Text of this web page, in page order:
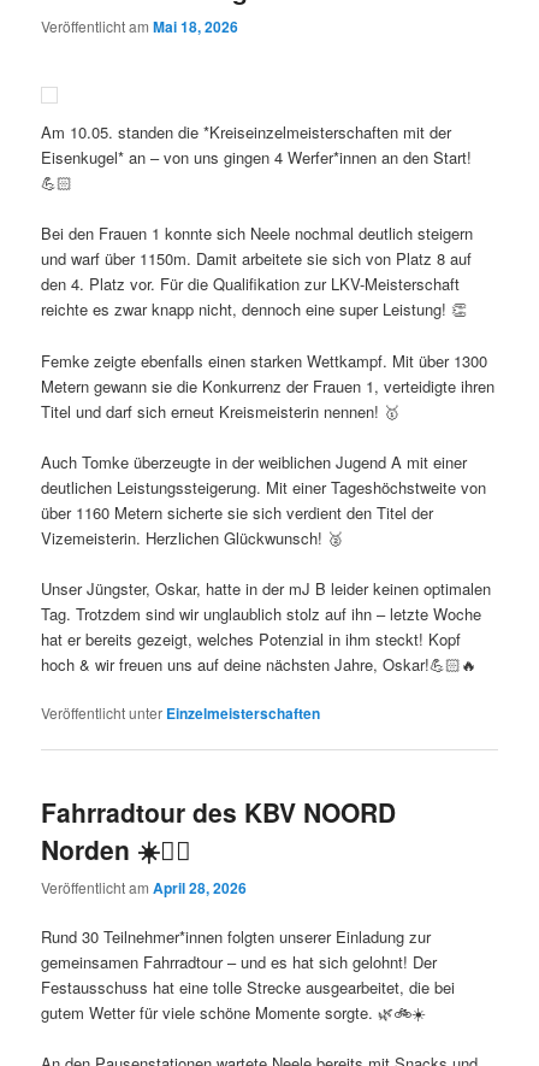
Veröffentlicht amMai 18, 2026
Am 10.05. standen die *Kreiseinzelmeisterschaften mit der
Eisenkugel* an – von uns gingen 4 Werfer*innen an den Start!
💪🏻
Bei den Frauen 1 konnte sich Neele nochmal deutlich steigern
und warf über 1150m. Damit arbeitete sie sich von Platz 8 auf
den 4. Platz vor. Für die Qualifikation zur LKV-Meisterschaft
reichte es zwar knapp nicht, dennoch eine super Leistung! 👏
Femke zeigte ebenfalls einen starken Wettkampf. Mit über 1300
Metern gewann sie die Konkurrenz der Frauen 1, verteidigte ihren
Titel und darf sich erneut Kreismeisterin nennen! 🥇
Auch Tomke überzeugte in der weiblichen Jugend A mit einer
deutlichen Leistungssteigerung. Mit einer Tageshöchstweite von
über 1160 Metern sicherte sie sich verdient den Titel der
Vizemeisterin. Herzlichen Glückwunsch! 🥈
Unser Jüngster, Oskar, hatte in der mJ B leider keinen optimalen
Tag. Trotzdem sind wir unglaublich stolz auf ihn – letzte Woche
hat er bereits gezeigt, welches Potenzial in ihm steckt! Kopf
hoch & wir freuen uns auf deine nächsten Jahre, Oskar!💪🏻🔥
Veröffentlicht unter Einzelmeisterschaften
Fahrradtour des KBV NOORD
Norden ☀️🚴‍♀️
Veröffentlicht amApril 28, 2026
Rund 30 Teilnehmer*innen folgten unserer Einladung zur
gemeinsamen Fahrradtour – und es hat sich gelohnt! Der
Festausschuss hat eine tolle Strecke ausgearbeitet, die bei
gutem Wetter für viele schöne Momente sorgte. 🌿🚲☀️